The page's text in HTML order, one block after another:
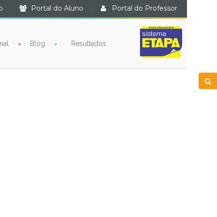
· Portal do Aluno · Portal do Professor
Blog Resultados